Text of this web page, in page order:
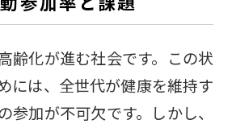
齢化が進む社会です。この状
には、全世代が健康を維持す
参加が不可欠です。しかし、